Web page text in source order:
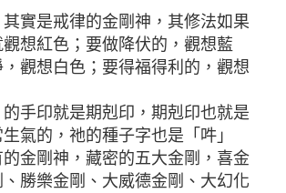
其實是戒律的金剛神，其修法如果
想紅色；要做降伏的，觀想藍
觀想白色；要得福得利的，觀想
的手印就是期剋印，期剋印也就是
氣的，祂的種子字也是「吽」
金剛神，藏密的五大金剛，喜金
、勝樂金剛、大威德金剛、大幻化